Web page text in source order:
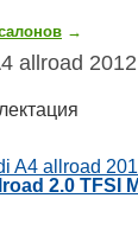
→
allroad
A4 allroad
2.0 TFSI